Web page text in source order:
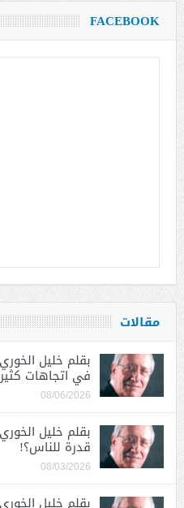
FACEBOOK
مقالات
بقلم خليل
في اتجاهات
08/06/2026
بقلم خليل
قدرة للناس؟!
08/03/2026
بقلم خليل